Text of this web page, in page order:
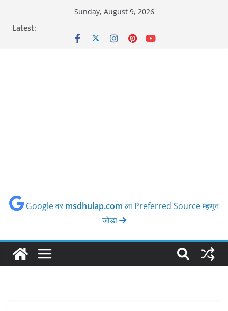
Sunday, August 9, 2026
Latest:
Google वर msdhulap.comला Preferred Source म्हणून
जोडा